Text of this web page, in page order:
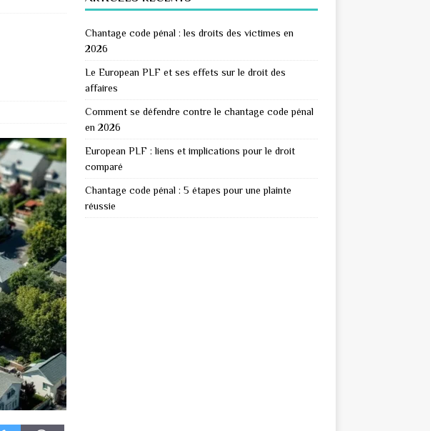
Chantage code pénal : les droits des victimes en
2026
Le European PLF et ses effets sur le droit des
affaires
Comment se défendre contre le chantage code pénal
en 2026
European PLF : liens et implications pour le droit
comparé
Chantage code pénal : 5 étapes pour une plainte
réussie